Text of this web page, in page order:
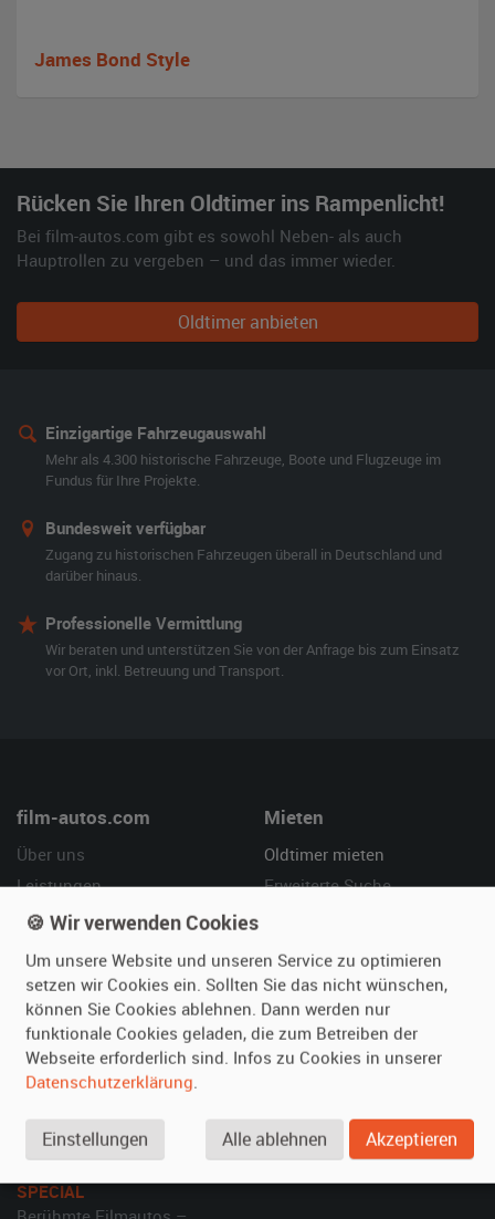
James Bond Style
Rücken Sie Ihren Oldtimer ins Rampenlicht!
Bei film-autos.com gibt es sowohl Neben- als auch
Hauptrollen zu vergeben – und das immer wieder.
Oldtimer anbieten
Einzigartige Fahrzeugauswahl
Mehr als 4.300 historische Fahrzeuge, Boote und Flugzeuge im
Fundus für Ihre Projekte.
Bundesweit verfügbar
Zugang zu historischen Fahrzeugen überall in Deutschland und
darüber hinaus.
Professionelle Vermittlung
Wir beraten und unterstützen Sie von der Anfrage bis zum Einsatz
vor Ort, inkl. Betreuung und Transport.
film-autos.com
Über uns
Leistungen
Referenzen
Mieten
Oldtimer mieten
Erweiterte Suche
Vermieten
Oldtimer anmelden
Fotos senden
Inserat verwalten
Hilfe
Häufige Fragen (FAQ)
SPECIAL
🍪 Wir verwenden Cookies
Um unsere Website und unseren Service zu optimieren
setzen wir Cookies ein. Sollten Sie das nicht wünschen,
können Sie Cookies ablehnen. Dann werden nur
funktionale Cookies geladen, die zum Betreiben der
Webseite erforderlich sind. Infos zu Cookies in unserer
Datenschutzerklärung.
Einstellungen Alle ablehnen Akzeptieren